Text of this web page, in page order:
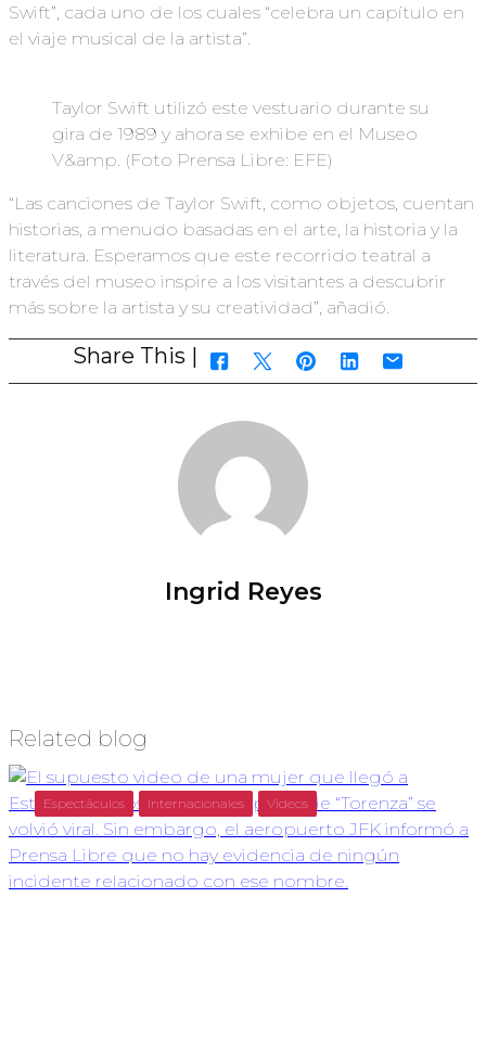
Swift”, cada uno de los cuales “celebra un capítulo en
el viaje musical de la artista”.
Taylor Swift utilizó este vestuario durante su
gira de 1989 y ahora se exhibe en el Museo
V&amp. (Foto Prensa Libre: EFE)
“Las canciones de Taylor Swift, como objetos, cuentan
historias, a menudo basadas en el arte, la historia y la
literatura. Esperamos que este recorrido teatral a
través del museo inspire a los visitantes a descubrir
más sobre la artista y su creatividad”, añadió.
Share This |
Ingrid Reyes
Related blog
Espectáculos Internacionales Videos